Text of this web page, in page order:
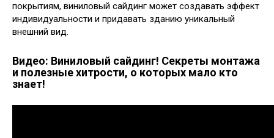
покрытиям, виниловый сайдинг может создавать эффект
индивидуальности и придавать зданию уникальный
внешний вид.
Видео: Виниловый сайдинг! Секреты монтажа
и полезные хитрости, о которых мало кто
знает!